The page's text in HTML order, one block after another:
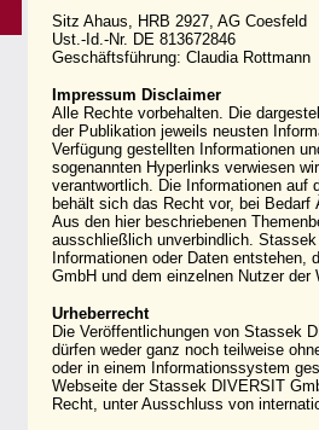
Sitz Ahaus, HRB 2927, AG Coesfeld
Ust.-Id.-Nr. DE 813672846
Geschäftsführung: Claudia Rottmann
Impressum Disclaimer
Alle Rechte vorbehalten. Die
der Publikation jeweils neusten
Verfügung gestellten Informationen
sogenannten Hyperlinks verwiesen
verantwortlich. Die Informationen auf
behält sich das Recht vor, bei Bedarf
Aus den hier beschriebenen
ausschließlich unverbindlich.
Informationen oder Daten
GmbH und dem einzelnen Nutzer
Urheberrecht
Die Veröffentlichungen von Stassek
dürfen weder ganz noch teilweise
oder in einem Informationssystem
Webseite der Stassek DIVERSIT
Recht, unter Ausschluss von